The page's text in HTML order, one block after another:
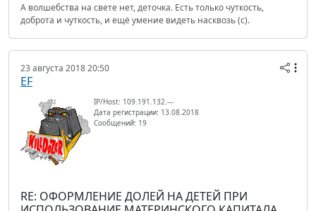
А волшебства на свете нет, деточка. Есть только чуткость,
доброта и чуткость, и ещё умение видеть насквозь (с).
23 августа 2018 20:50
EF
IP/Host: 109.191.132.---
Дата регистрации: 13.08.2018
Сообщений: 19
RE: ОФОРМЛЕНИЕ ДОЛЕЙ НА ДЕТЕЙ ПРИ